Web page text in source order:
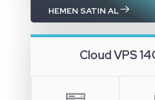
HEMEN SATIN AL
Cloud VPS